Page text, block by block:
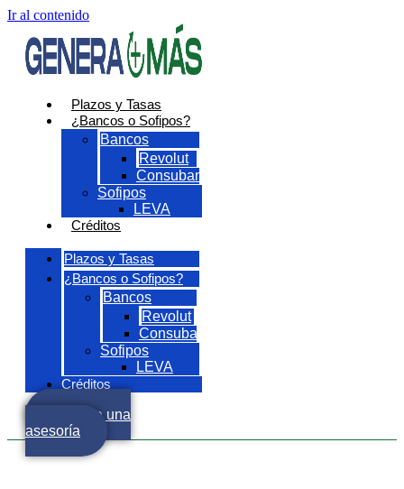
Ir al contenido
Plazos y Tasas
¿Bancos o Sofipos?
Bancos
Revolut
Consubanco
Sofipos
LEVA
Créditos
Plazos y Tasas
¿Bancos o Sofipos?
Bancos
Revolut
Consubanco
Sofipos
LEVA
Créditos
Agenda una
asesoría